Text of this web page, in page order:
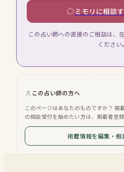
ミモリに相談す
この占い師への直接のご相談は、
ください。
この占い師の方へ
このページはあなたのものですか？ 掲
の相談受付を始めたい方は、掲載者登録
掲載情報を編集・相